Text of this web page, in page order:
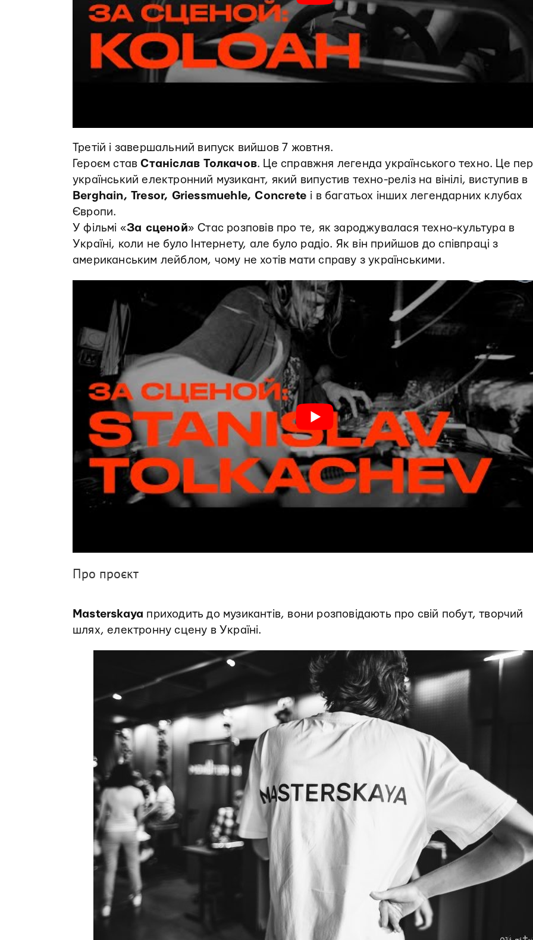
Третій і завершальний випуск вийшов 7 жовтня.
Героєм ставСтаніслав Толкачов. Це справжня легенда українського техно. Це
український електронний музикант, який випустив техно-реліз на вінілі, виступив в
Berghain, Tresor, Griessmuehle, Concrete і в багатьох інших легендарних клубах
Європи.
У фільмі «За сценой» Стас розповів про те, як зароджувалася техно-культура в
Україні, коли не було Інтернету, але було радіо. Як він прийшов до співпраці з
американським лейблом, чому не хотів мати справу з українськими.
Про проєкт
Masterskaya приходить до музикантів, вони розповідають про свій побут, творчий
шлях, електронну сцену в Україні.